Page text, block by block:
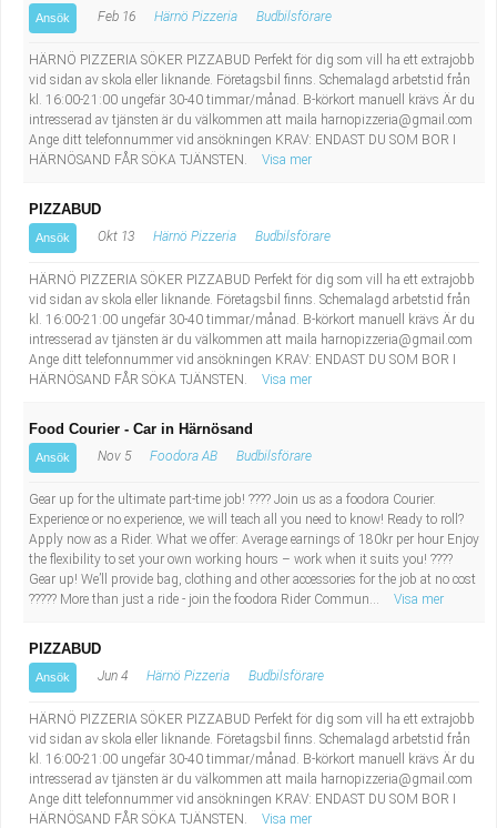
Sanering och renhållning
Socialt arbete
Säkerhetsarbete
Tekniskt arbete
Transport
sekreterare
Lastbilsförare m.fl.
Fastighetsskötare
Informatör/Kommunikatör
Brevbärare
Sjuksköterska, grundutbildad
Kock, storhushåll
Undersköterska, vård- o specialavd. o mottagning
Bibliotekarie
Administrativ assistent
Lärare i gymnasiet
Ansök Feb 16 Härnö Pizzeria Budbilsförare
HÄRNÖ PIZZERIA SÖKER PIZZABUD Perfekt för dig som vill ha ett extrajobb
vid sidan av skola eller liknande. Företagsbil finns. Schemalagd arbetstid från
kl. 16:00-21:00 ungefär 30-40 timmar/månad. B-körkort manuell krävs Är du
intresserad av tjänsten är du välkommen att maila harnopizzeria@gmail.com
Ange ditt telefonnummer vid ansökningen KRAV: ENDAST DU SOM BOR I
HÄRNÖSAND FÅR SÖKA TJÄNSTEN.
Visa mer
PIZZABUD
Ansök Okt 13 Härnö Pizzeria Budbilsförare
HÄRNÖ PIZZERIA SÖKER PIZZABUD Perfekt för dig som vill ha ett extrajobb
vid sidan av skola eller liknande. Företagsbil finns. Schemalagd arbetstid från
kl. 16:00-21:00 ungefär 30-40 timmar/månad. B-körkort manuell krävs Är du
intresserad av tjänsten är du välkommen att maila harnopizzeria@gmail.com
Ange ditt telefonnummer vid ansökningen KRAV: ENDAST DU SOM BOR I
HÄRNÖSAND FÅR SÖKA TJÄNSTEN.
Visa mer
Food Courier - Car in Härnösand
Ansök Nov 5 Foodora AB Budbilsförare
Gear up for the ultimate part-time job! ???? Join us as a foodora Courier.
Experience or no experience, we will teach all you need to know! Ready to roll?
Apply now as a Rider. What we offer: Average earnings of 180kr per hour Enjoy
the flexibility to set your own working hours – work when it suits you! ????
Gear up! We’ll provide bag, clothing and other accessories for the job at no cost
????? More than just a ride - join the foodora Rider Commun...
Visa mer
PIZZABUD
Ansök Jun 4 Härnö Pizzeria Budbilsförare
HÄRNÖ PIZZERIA SÖKER PIZZABUD Perfekt för dig som vill ha ett extrajobb
vid sidan av skola eller liknande. Företagsbil finns. Schemalagd arbetstid från
kl. 16:00-21:00 ungefär 30-40 timmar/månad. B-körkort manuell krävs Är du
intresserad av tjänsten är du välkommen att maila harnopizzeria@gmail.com
Ange ditt telefonnummer vid ansökningen KRAV: ENDAST DU SOM BOR I
HÄRNÖSAND FÅR SÖKA TJÄNSTEN.
Visa mer